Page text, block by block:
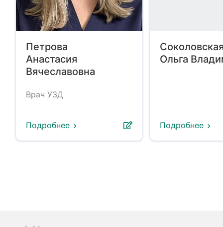
Петрова
Анастасия
Вячеславовна
Врач УЗД
Подробнее
Ольга
Подробнее